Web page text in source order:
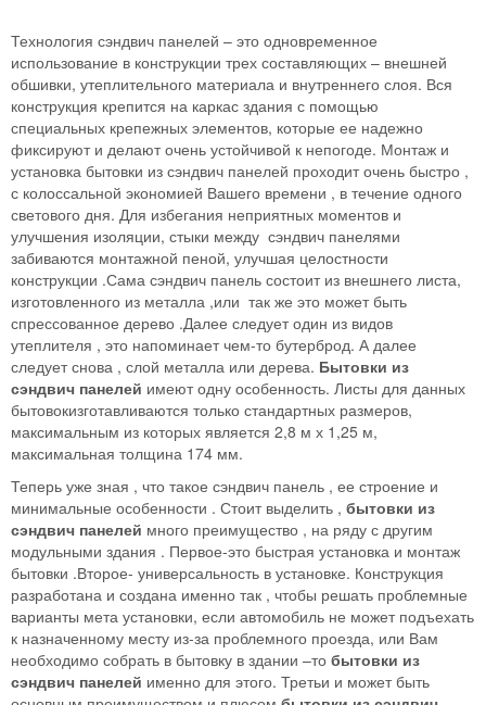
Технология сэндвич панелей – это одновременное
использование в конструкции трех составляющих – внешней
обшивки, утеплительного материала и внутреннего слоя. Вся
конструкция крепится на каркас здания с помощью
специальных крепежных элементов, которые ее надежно
фиксируют и делают очень устойчивой к непогоде. Монтаж и
установка бытовки из сэндвич панелей проходит очень быстро ,
с колоссальной экономией Вашего времени , в течение одного
светового дня. Для избегания неприятных моментов и
улучшения изоляции, стыки между сэндвич панелями
забиваются монтажной пеной, улучшая целостности
конструкции .Сама сэндвич панель состоит из внешнего листа,
изготовленного из металла ,или так же это может быть
спрессованное дерево .Далее следует один из видов
утеплителя , это напоминает чем-то бутерброд. А далее
следует снова , слой металла или дерева. Бытовки из
сэндвич панелей имеют одну особенность. Листы для данных
бытовокизготавливаются только стандартных размеров,
максимальным из которых является 2,8 м х 1,25 м,
максимальная толщина 174 мм.
Теперь уже зная , что такое сэндвич панель , ее строение и
минимальные особенности . Стоит выделить , бытовки из
сэндвич панелей много преимущество , на ряду с другим
модульными здания . Первое-это быстрая установка и монтаж
бытовки .Второе- универсальность в установке. Конструкция
разработана и создана именно так , чтобы решать проблемные
варианты мета установки, если автомобиль не может подъехать
к назначенному месту из-за проблемного проезда, или Вам
необходимо собрать в бытовку в здании –то бытовки из
сэндвич панелей именно для этого. Третьи и может быть